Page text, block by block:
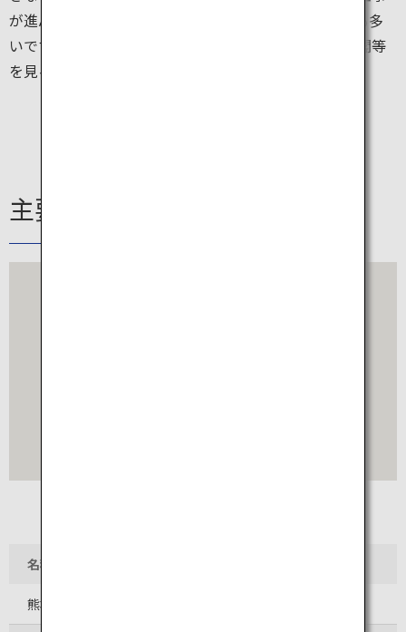
が進んでいます。現在は立ち入ることができない部分も多
いですが、周辺の二の丸広場や加藤清正神社から天守閣等
を見ることができます。
主要駅情報
名称
熊本駅